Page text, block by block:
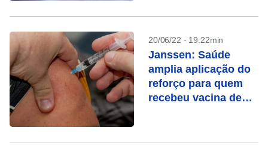
20/06/22 - 19:22min
Janssen: Saúde
amplia aplicação do
reforço para quem
recebeu vacina de